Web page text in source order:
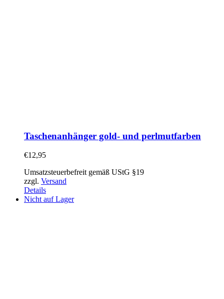
Taschenanhänger gold- und perlmutfarben
€12,95
Umsatzsteuerbefreit gemäß UStG §19
zzgl. Versand
Details
Nicht auf Lager